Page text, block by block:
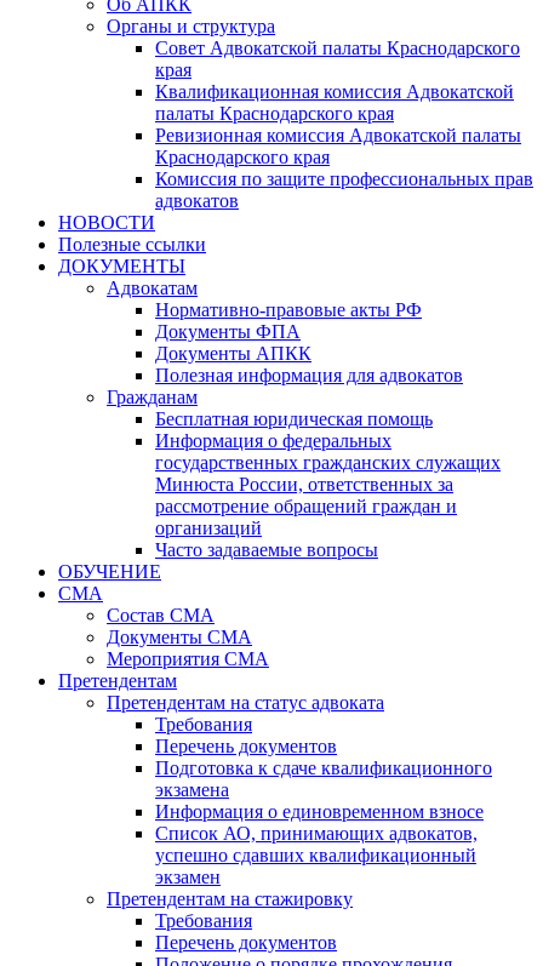
Органы и структура
Совет Адвокатской палаты Краснодарского
края
Квалификационная комиссия Адвокатской
палаты Краснодарского края
Ревизионная комиссия Адвокатской палаты
Краснодарского края
Комиссия по защите профессиональных прав
адвокатов
НОВОСТИ
Полезные ссылки
ДОКУМЕНТЫ
Адвокатам
Нормативно-правовые акты РФ
Документы ФПА
Документы АПКК
Полезная информация для адвокатов
Гражданам
Бесплатная юридическая помощь
Информация о федеральных
государственных гражданских служащих
Минюста России, ответственных за
рассмотрение обращений граждан и
организаций
Часто задаваемые вопросы
ОБУЧЕНИЕ
СМА
Состав СМА
Документы СМА
Мероприятия СМА
Претендентам
Претендентам на статус адвоката
Требования
Перечень документов
Подготовка к сдаче квалификационного
экзамена
Информация о единовременном взносе
Список АО, принимающих адвокатов,
успешно сдавших квалификационный
экзамен
Претендентам на стажировку
Требования
Перечень документов